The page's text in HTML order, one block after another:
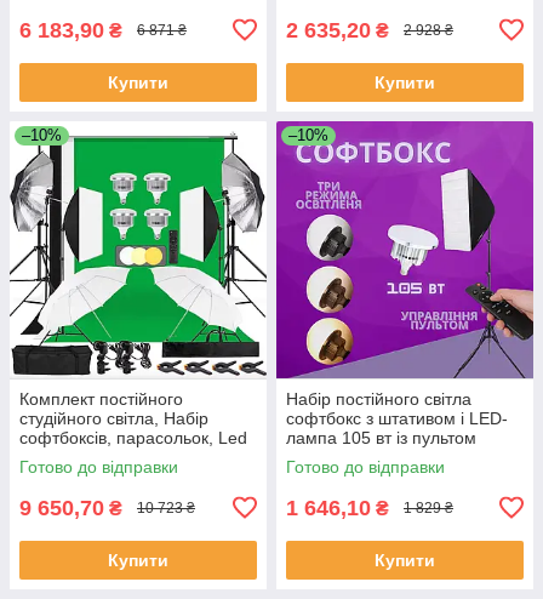
6 183,90 ₴ 6 871 ₴
Купити
2 635,20 ₴ 2 928 ₴
Купити
–10%
Комплект постійного
студійного світла, Набір
софтбоксів, парасольок, Led
ламп, ворота для фонів,
фони в комплекті
Готово до відправки
9 650,70 ₴ 10 723 ₴
Купити
–10%
Набір постійного світла
софтбокс з штативом і LED-
лампа 105 вт із пультом
Готово до відправки
1 646,10 ₴ 1 829 ₴
Купити